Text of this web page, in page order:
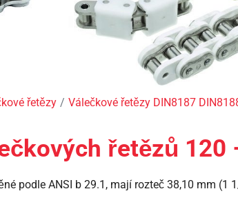
řetězy Válečkové řetězy DIN8187
řetězů 120
podle ANSI b 29.1, mají rozteč 38,10 mm